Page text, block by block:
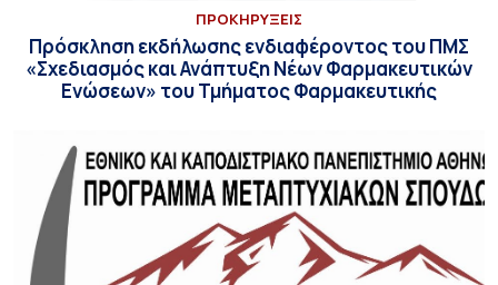
ΠΡΟΚΗΡΥΞΕΙΣ
Πρόσκληση εκδήλωσης ενδιαφέροντος του ΠΜΣ
«Σχεδιασμός και Ανάπτυξη Νέων Φαρμακευτικών
Ενώσεων» του Τμήματος Φαρμακευτικής